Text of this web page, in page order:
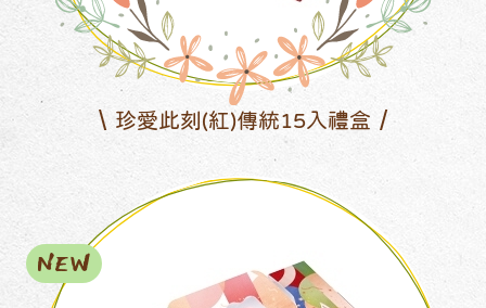
珍愛此刻(紅)傳統15入禮盒
NEW